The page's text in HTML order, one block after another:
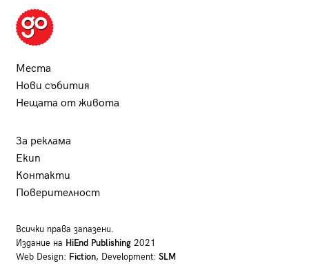
Места
Нови събития
Нещата от живота
За реклама
Екип
Контакти
Поверителност
Всички права запазени.
Издание на HiEnd Publishing2021
Web Design: Fiction, Development: SLM